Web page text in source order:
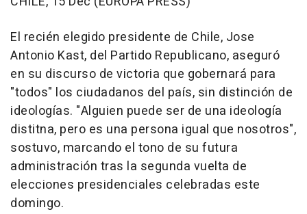
El recién elegido presidente de Chile, Jose
Antonio Kast, del Partido Republicano, aseguró
en su discurso de victoria que gobernará para
"todos" los ciudadanos del país, sin distinción de
ideologías. "Alguien puede ser de una ideología
distitna, pero es una persona igual que nosotros",
sostuvo, marcando el tono de su futura
administración tras la segunda vuelta de
elecciones presidenciales celebradas este
domingo.